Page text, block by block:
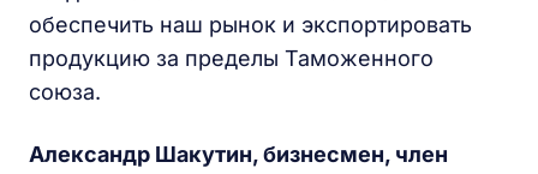
обеспечить наш рынок и экспортировать
продукцию за пределы Таможенного
союза.
Александр Шакутин, бизнесмен, член